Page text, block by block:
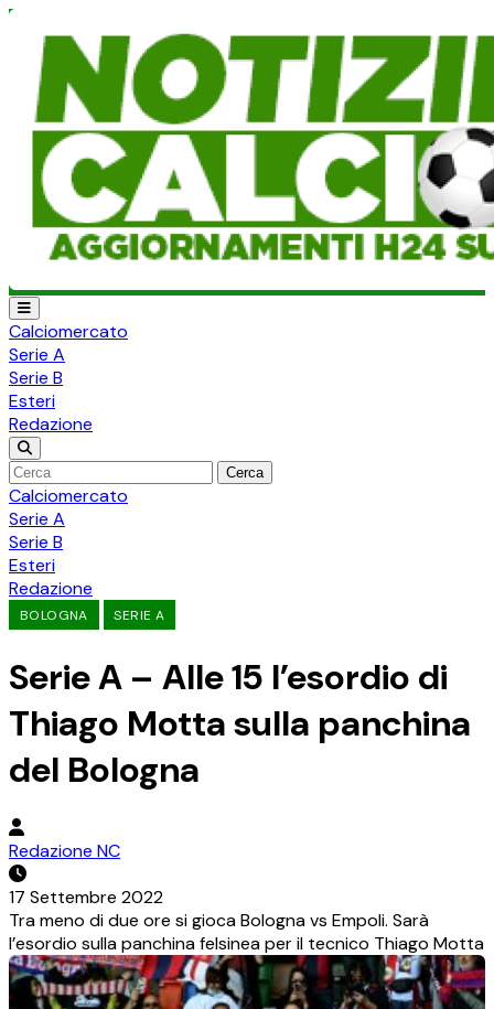
Calciomercato
Serie A
Serie B
Esteri
Redazione
Cerca
Calciomercato
Serie A
Serie B
Esteri
Redazione
BOLOGNA SERIE A
Serie A – Alle 15 l’esordio di
Thiago Motta sulla panchina
del Bologna
Redazione NC
17 Settembre 2022
Tra meno di due ore si gioca Bologna vs Empoli. Sarà
l’esordio sulla panchina felsinea per il tecnico Thiago Motta